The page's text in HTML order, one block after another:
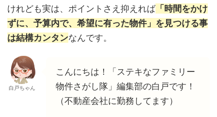
けれども実は、ポイントさえ抑えれば 「時間をかけ
ずに、予算内で、希望に有った物件」を見つける事
は結構カンタンなんです。
白戸ちゃん
こんにちは！「ステキなファミリー
物件さがし隊」編集部の白戸です！
（不動産会社に勤務してます）